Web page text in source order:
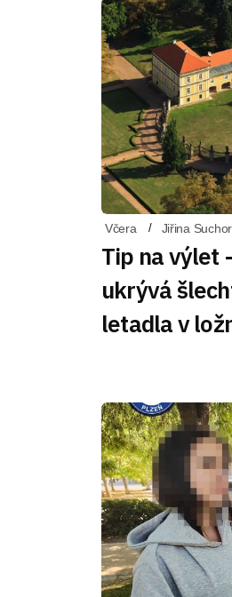
Včera Jiřina
Tip na výlet
ukrývá
letadla v